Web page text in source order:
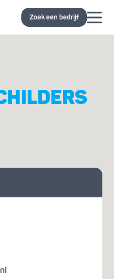
Zoek een bedrijf